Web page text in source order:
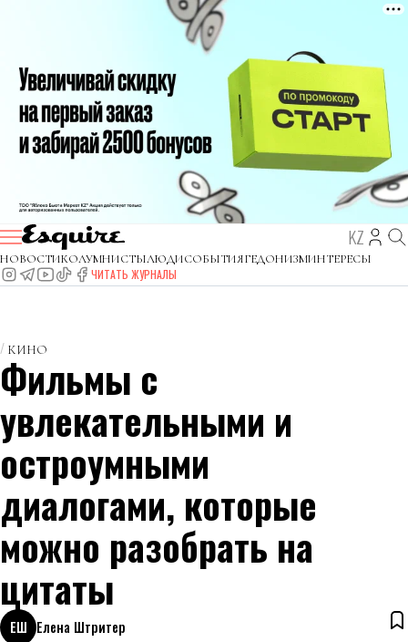
KZ
НОВОСТИКОЛУМНИСТЫЛЮДИСОБЫТИЯГЕДОНИЗМИНТЕРЕСЫ
ЧИТАТЬ ЖУРНАЛЫ
КИНО
Фильмы с
увлекательными и
остроумными
диалогами, которые
можно разобрать на
цитаты
ЕШ Елена Штритер